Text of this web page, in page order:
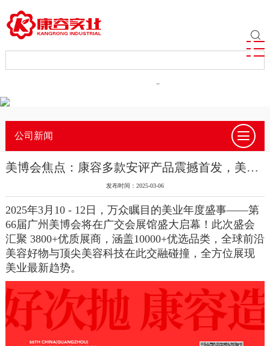
公司新闻
美博会焦点：康容多款安评产品震撼首发，美丽革新风暴即将来袭？
发布时间：2025-03-06
2025年3月 10 - 12 日，万众瞩目的美业年度盛事——第
66届广州美博会将在广交会展馆盛大启幕！此次盛会
汇聚 3800+优质展商，涵盖10000+优选品类，全球前沿
美容好物与顶尖美容科技在此交融碰撞，全方位展现
美业最新趋势。